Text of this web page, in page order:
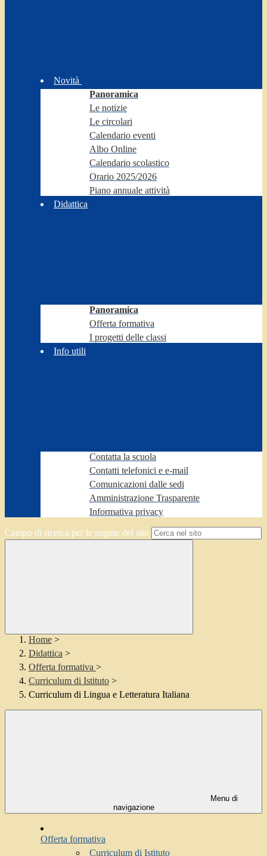
Novità
Panoramica
Le notizie
Le circolari
Calendario eventi
Albo Online
Calendario scolastico
Orario 2025/2026
Piano annuale attività
Didattica
Panoramica
Offerta formativa
I progetti delle classi
Info utili
Contatta la scuola
Contatti telefonici e e-mail
Comunicazioni dalle sedi
Amministrazione Trasparente
Informativa privacy
Campo di ricerca per le pagine del sito
Home >
Didattica >
Offerta formativa >
Curriculum di Istituto >
Curriculum di Lingua e Letteratura Italiana
Menu di
navigazione
Offerta formativa
Curriculum di Istituto